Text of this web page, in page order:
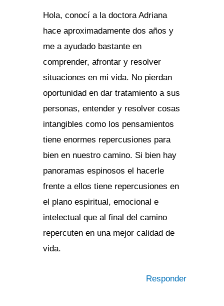
Hola, conocí a la doctora Adriana
hace aproximadamente dos años y
me a ayudado bastante en
comprender, afrontar y resolver
situaciones en mi vida. No pierdan
oportunidad en dar tratamiento a sus
personas, entender y resolver cosas
intangibles como los pensamientos
tiene enormes repercusiones para
bien en nuestro camino. Si bien hay
panoramas espinosos el hacerle
frente a ellos tiene repercusiones en
el plano espiritual, emocional e
intelectual que al final del camino
repercuten en una mejor calidad de
vida.
Responder